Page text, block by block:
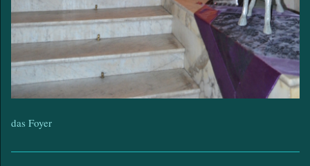
das Foyer